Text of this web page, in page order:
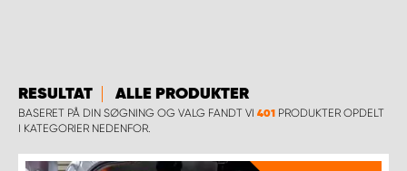
RESULTAT ALLE PRODUKTER
BASERET PÅ DIN SØGNING OG VALG FANDT VI 401 PRODUKTER OPDELT
I KATEGORIER NEDENFOR.